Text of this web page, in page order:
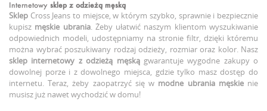
Internetowy sklep z odzieżą męską
Sklep Cross Jeans to miejsce, w którym szybko, sprawnie i bezpiecznie
kupisz męskie ubrania. Żeby ułatwić naszym klientom wyszukiwanie
odpowiednich modeli, udostępniamy na stronie filtr, dzięki któremu
można wybrać poszukiwany rodzaj odzieży, rozmiar oraz kolor. Nasz
sklep internetowy z odzieżą męskągwarantuje wygodne zakupy o
dowolnej porze i z dowolnego miejsca, gdzie tylko masz dostęp do
internetu. Teraz, żeby zaopatrzyć się w modne ubrania męskienie
musisz już nawet wychodzić w domu!